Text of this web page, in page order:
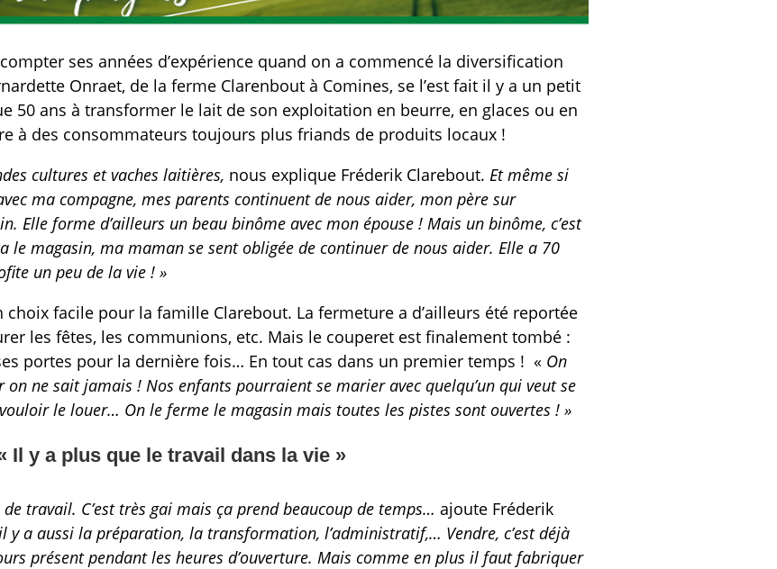
ses années d’expérience quand on a commencé la diversification
Onraet, de la ferme Clarenbout à Comines, se l’est fait il y a un petit
50 ans à transformer le lait de son exploitation en beurre, en glaces ou en
à des consommateurs toujours plus friands de produits locaux !
cultures et vaches laitières, nous explique Fréderik Clarebout.Et même si
ma compagne, mes parents continuent de nous aider, mon père sur
Elle forme d’ailleurs un beau binôme avec mon épouse ! Mais un binôme, c’est
le magasin, ma maman se sent obligée de continuer de nous aider. Elle a 70
un peu de la vie ! »
choix facile pour la famille Clarebout. La fermeture a d’ailleurs été reportée
les fêtes, les communions, etc. Mais le couperet est finalement tombé :
portes pour la dernière fois… En tout cas dans un premier temps ! « On
ne sait jamais ! Nos enfants pourraient se marier avec quelqu’un qui veut se
le louer… On le ferme le magasin mais toutes les pistes sont ouvertes ! »
Il y a plus que le travail dans la vie »
travail. C’est très gai mais ça prend beaucoup de temps… ajoute Fréderik
y a aussi la préparation, la transformation, l’administratif,… Vendre, c’est déjà
présent pendant les heures d’ouverture. Mais comme en plus il faut fabriquer